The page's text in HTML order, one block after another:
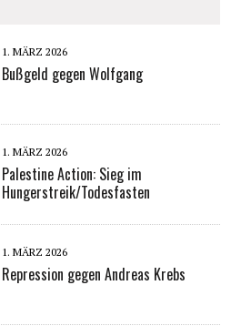
1. MÄRZ 2026
Bußgeld gegen Wolfgang
1. MÄRZ 2026
Palestine Action: Sieg im
Hungerstreik/Todesfasten
1. MÄRZ 2026
Repression gegen Andreas Krebs